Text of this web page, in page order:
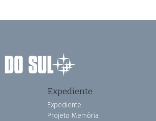
Expediente
Expediente
Projeto Memória